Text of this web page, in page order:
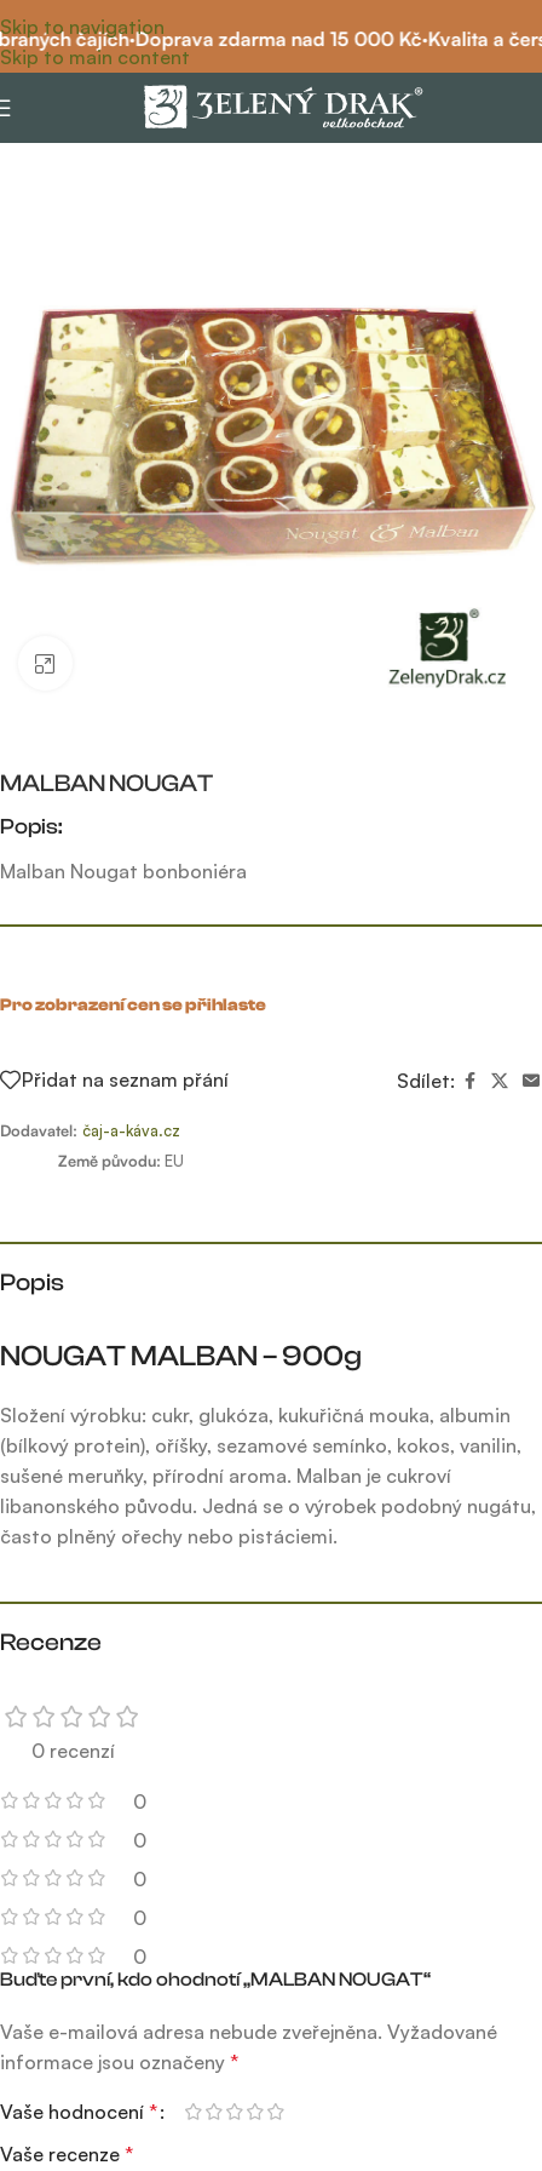
Skip to navigation
Skip to main content
čajích·Doprava zdarma nad 15 000 Kč·Kvalita a
pochoutky
MALBAN NOUGAT
Popis:
Malban Nougat bonboniéra
Pro zobrazení cen se přihlaste
Přidat na seznam přání Sdílet:
Dodavatel: čaj-a-káva.cz
Země původu: EU
Popis
NOUGAT MALBAN – 900g
Složení výrobku: cukr, glukóza, kukuřičná mouka, albumin
(bílkový protein), oříšky, sezamové semínko, kokos, vanilin,
sušené meruňky, přírodní aroma. Malban je cukroví
libanonského původu. Jedná se o výrobek podobný nugátu,
často plněný ořechy nebo pistáciemi.
Recenze
0 recenzí
0
0
0
0
0
Buďte první, kdo ohodnotí „MALBAN NOUGAT“
Vaše e-mailová adresa nebude zveřejněna. Vyžadované
informace jsou označeny *
Vaše hodnocení *
Vaše recenze *